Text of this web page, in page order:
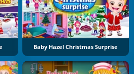
Baby Hazel Christmas Surprise